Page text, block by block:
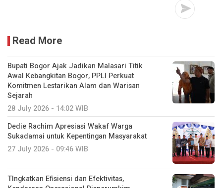
Read More
Bupati Bogor Ajak Jadikan Malasari Titik
Awal Kebangkitan Bogor, PPLI Perkuat
Komitmen Lestarikan Alam dan Warisan
Sejarah
28 July 2026 - 14:02 WIB
Dedie Rachim Apresiasi Wakaf Warga
Sukadamai untuk Kepentingan Masyarakat
27 July 2026 - 09:46 WIB
TIngkatkan Efisiensi dan Efektivitas,